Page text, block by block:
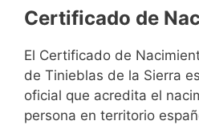
Certificado de
El Certificado de
de Tinieblas de la Sierra
oficial que acredita el
persona en territorio